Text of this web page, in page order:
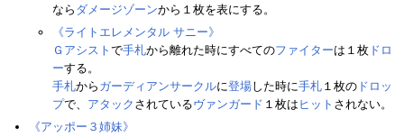
なら ダメージゾーンから１枚を表にする。
《ライトエレメンタル サニー》
Ｇアシスト で手札から離れた時にすべてのファイターは１枚 ドロ
ーする。
手札から ガーディアンサークルに登場した時に手札 １枚の ドロッ
プで、 アタック されているヴァンガード １枚は ヒット されない。
《アッポー３姉妹》